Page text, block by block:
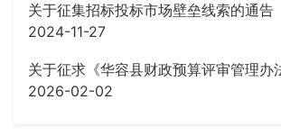
关于征集招标投标市场壁垒线索的通告
2024-11-27
2026-02-02